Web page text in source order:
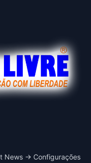
News → Configurações